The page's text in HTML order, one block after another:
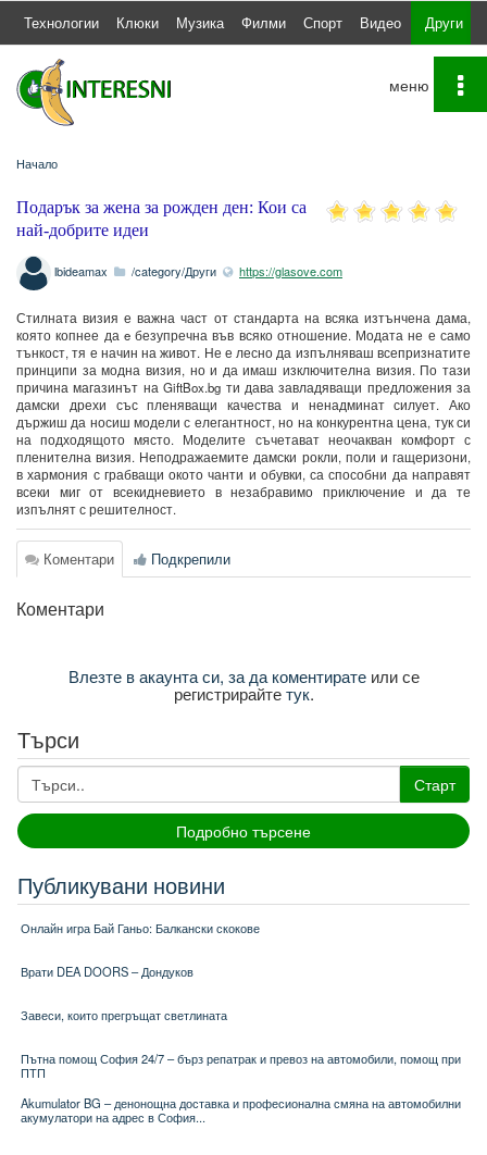
Технологии Клюки Музика Филми Спорт Видео Други
Начало
Подарък за жена за рожден ден: Кои са
най-добрите идеи
lbideamax /category/Други https://glasove.com
Стилната визия е важна част от стандарта на всяка изтънчена дама,
която копнее да e безупречна във всяко отношение. Модата не е само
тънкост, тя е начин на живот. Не е лесно да изпълняваш всепризнатите
принципи за модна визия, но и да имаш изключителна визия. По тази
причина магазинът на GiftBox.bg ти дава завладяващи предложения за
дамски дрехи със пленяващи качества и ненадминат силует. Ако
държиш да носиш модели с елегантност, но на конкурентна цена, тук си
на подходящото място. Моделите съчетават неочакван комфорт с
пленителна визия. Неподражаемите дамски рокли, поли и гащеризони,
в хармония с грабващи окото чанти и обувки, са способни да направят
всеки миг от всекидневието в незабравимо приключение и да те
изпълнят с решителност.
Коментари Подкрепили
Коментари
Влезте в акаунта си, за да коментиратеили се
регистрирайтетук.
Търси
Старт
Подробно търсене
Публикувани новини
Онлайн игра Бай Ганьо: Балкански скокове
Врати DEA DOORS – Дондуков
Завеси, които прегръщат светлината
Пътна помощ София 24/7 – бърз репатрак и превоз на автомобили, помощ при
ПТП
Akumulator BG – денонощна доставка и професионална смяна на автомобилни
акумулатори на адрес в София...